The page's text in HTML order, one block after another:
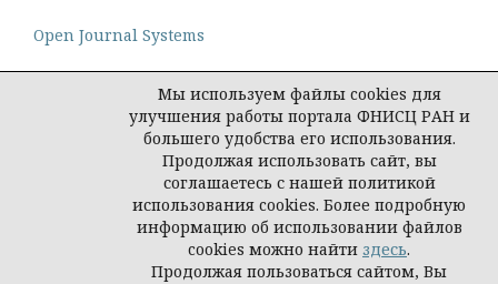
Open Journal Systems
Политика конфиденциальности персональных
© Социологическая наука и социальная практика,
Мы используем файлы cookies для
улучшения работы портала ФНИСЦ РАН и
большего удобства его использования.
Продолжая использовать сайт, вы
соглашаетесь с нашей политикой
использования cookies. Более подробную
информацию об использовании файлов
cookies можно найти здесь.
Продолжая пользоваться сайтом, Вы